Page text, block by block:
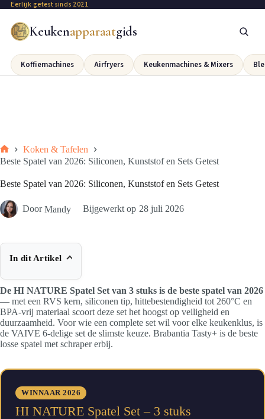
Eerlijk getest sinds 2021
Keukenapparaatgids
Koffiemachines Airfryers Keukenmachines & Mixers
Koken & Tafelen
Beste Spatel van 2026: Siliconen, Kunststof en Sets Getest
Beste Spatel van 2026: Siliconen, Kunststof en Sets Getest
Door Mandy Bijgewerkt op 28 juli 2026
In dit Artikel
De HI NATURE Spatel Set van 3 stuks is de beste spatel van 2026
— met een RVS kern, siliconen tip, hittebestendigheid tot 260°C en
BPA-vrij materiaal scoort deze set het hoogst op veiligheid en
duurzaamheid. Voor wie een complete set wil voor elke keukenklus, is
de VAIVE 6-delige set de slimste keuze. Brabantia Tasty+ is de beste
losse spatel met schraper erbij.
WINNAAR 2026
HI NATURE Spatel Set – 3 stuks